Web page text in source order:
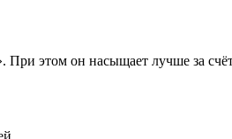
этом он насыщает лучше за